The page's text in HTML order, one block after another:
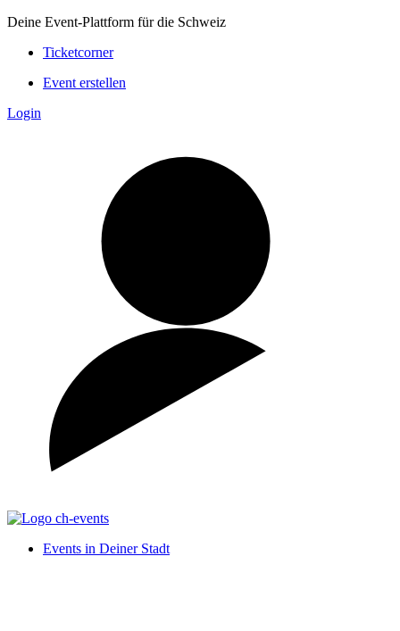
Deine Event-Plattform für die Schweiz
Ticketcorner
Event erstellen
Login
Events in Deiner Stadt